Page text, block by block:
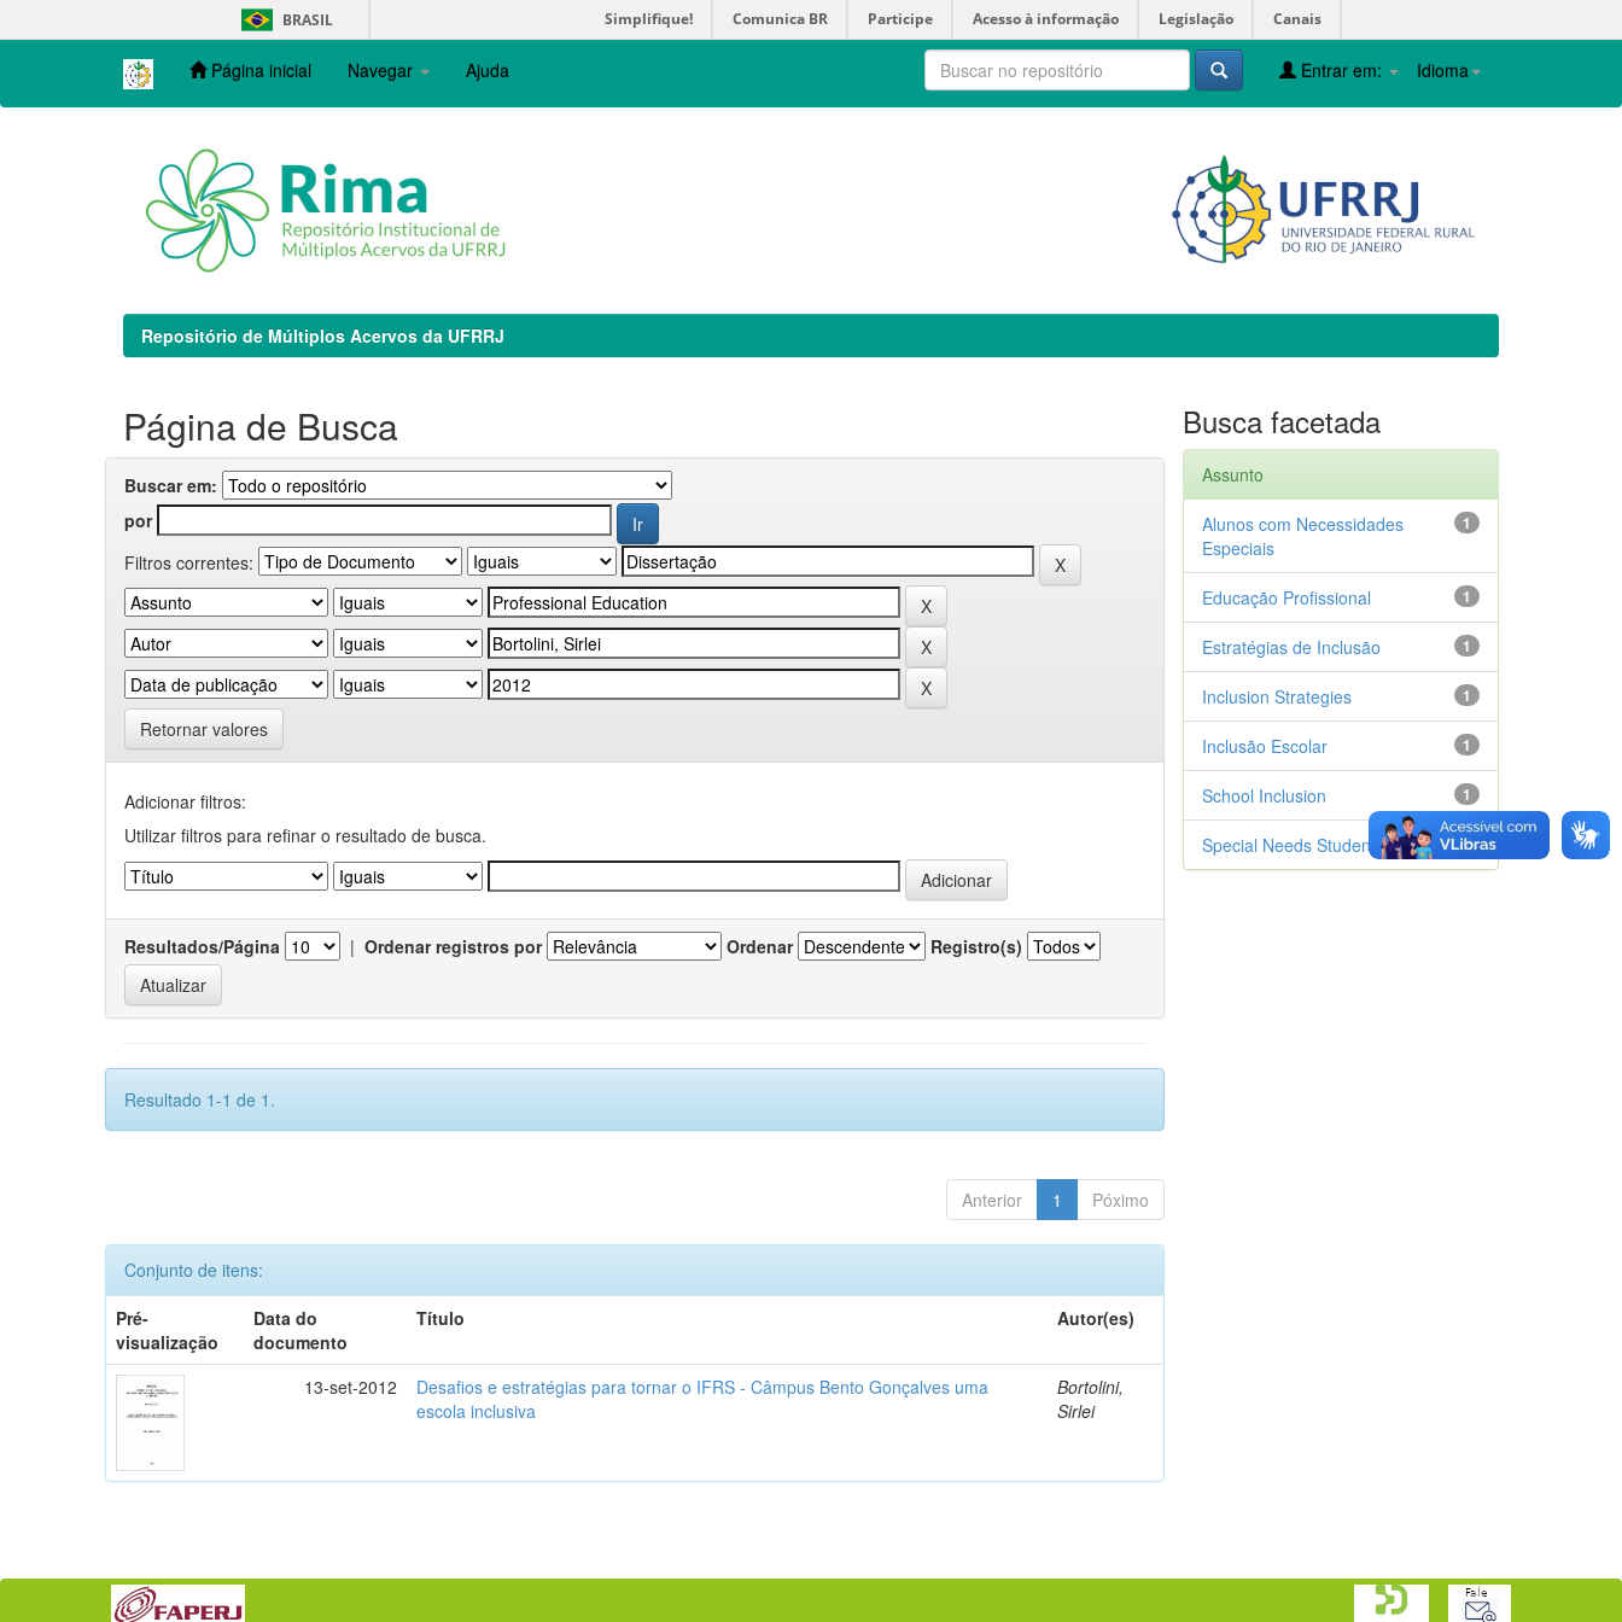
navigation
BRASIL Simplifique! Comunica BR Participe Acesso à informação Legislação Canais
Página inicial Navegar Ajuda Idioma
Entrar em:
Repositório de Múltiplos Acervos da UFRRJ
Página de Busca
Buscar em:
por
Filtros correntes:
Retornar valores
Adicionar filtros:
Utilizar filtros para refinar o resultado de busca.
Resultados/Página | Ordenar registros por Ordenar Registro(s)
Resultado 1-1 de 1.
Anterior 1 Póximo
Conjunto de itens:
Pré-
visualização
Data do
documento
Título Autor(es)
13-set-2012
Desafios e estratégias para tornar o IFRS - Câmpus Bento Gonçalves uma
escola inclusiva
Bortolini,
Sirlei
Busca facetada
Assunto
1
Alunos com Necessidades
Especiais
1
Educação Profissional
1
Estratégias de Inclusão
1
Inclusion Strategies
1
Inclusão Escolar
1
School Inclusion
1
Special Needs Students’s